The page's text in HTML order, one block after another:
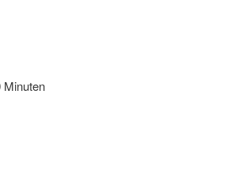
Minuten